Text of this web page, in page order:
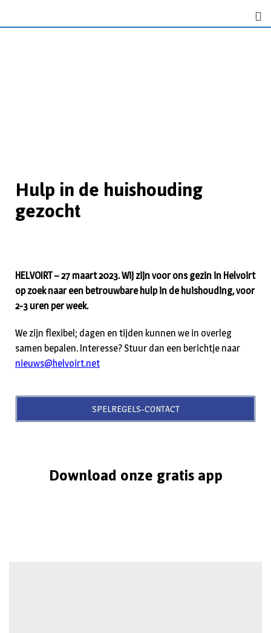
Hulp in de huishouding
gezocht
HELVOIRT – 27 maart 2023. Wij zijn voor ons gezin in Helvoirt
op zoek naar een betrouwbare hulp in de huishouding, voor
2-3 uren per week.
We zijn flexibel; dagen en tijden kunnen we in overleg
samen bepalen. Interesse? Stuur dan een berichtje naar
nieuws@helvoirt.net
SPELREGELS-CONTACT
Download onze gratis app